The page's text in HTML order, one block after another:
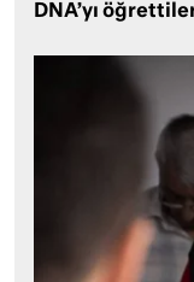
DNA’yı